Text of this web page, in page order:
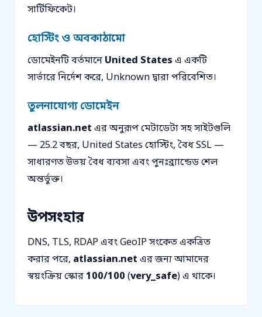
সার্টিফিকেট।
হোস্টিং ও অবকাঠামো
ডোমেইনটি বর্তমানে United States এ একটি
সার্ভারে নির্দেশ করে, Unknown দ্বারা পরিবেশিত।
তুলনাযোগ্য ডোমেইন
atlassian.net এর অনুরূপ মেটাডেটা সহ সাইটগুলি
— 25.2 বছর, United States হোস্টিং, বৈধ SSL —
সাধারণত উভয় বৈধ ব্যবসা এবং পুনঃব্র্যান্ডেড শেল
অন্তর্ভুক্ত।
উপসংহার
DNS, TLS, RDAP এবং GeoIP সংকেত একত্রিত
করার পরে, atlassian.net এর জন্য আমাদের
স্বয়ংক্রিয় স্কোর100/100 (very_safe) এ থাকে।